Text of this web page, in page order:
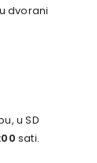
dvorani
u SD
sati.